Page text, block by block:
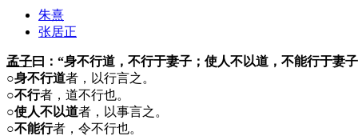
朱熹
张居正
孟子曰：“身不行道，不行于妻子；使人不以道，不能行于妻
○身不行道者，以行言之。
○不行者，道不行也。
○使人不以道者，以事言之。
○不能行者，令不行也。